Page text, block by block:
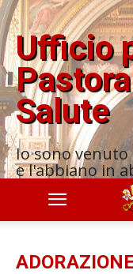
Ufficio
Salute
Io sono
e l'abbiano in